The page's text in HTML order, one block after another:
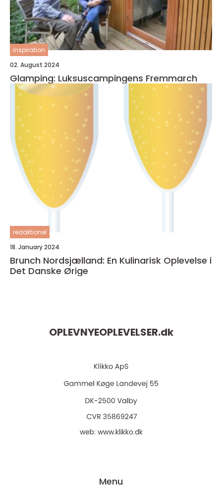
inspiration
02. August 2024
Glamping: Luksuscampingens Fremmarch
redaktionel
18. January 2024
Brunch Nordsjælland: En Kulinarisk Oplevelse i
Det Danske Ørige
OPLEVNYEOPLEVELSER.dk
web: www.klikko.dk
Menu